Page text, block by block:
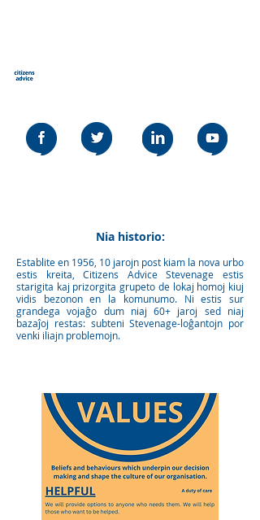
Nia historio:
Establite en 1956, 10 jarojn post kiam la nova urbo
estis kreita, Citizens Advice Stevenage estis
starigita kaj prizorgita grupeto de lokaj homoj kiuj
vidis bezonon en la komunumo. Ni estis sur
grandega vojaĝo dum niaj 60+ jaroj sed niaj
bazaĵoj restas: subteni Stevenage-loĝantojn por
venki iliajn problemojn.